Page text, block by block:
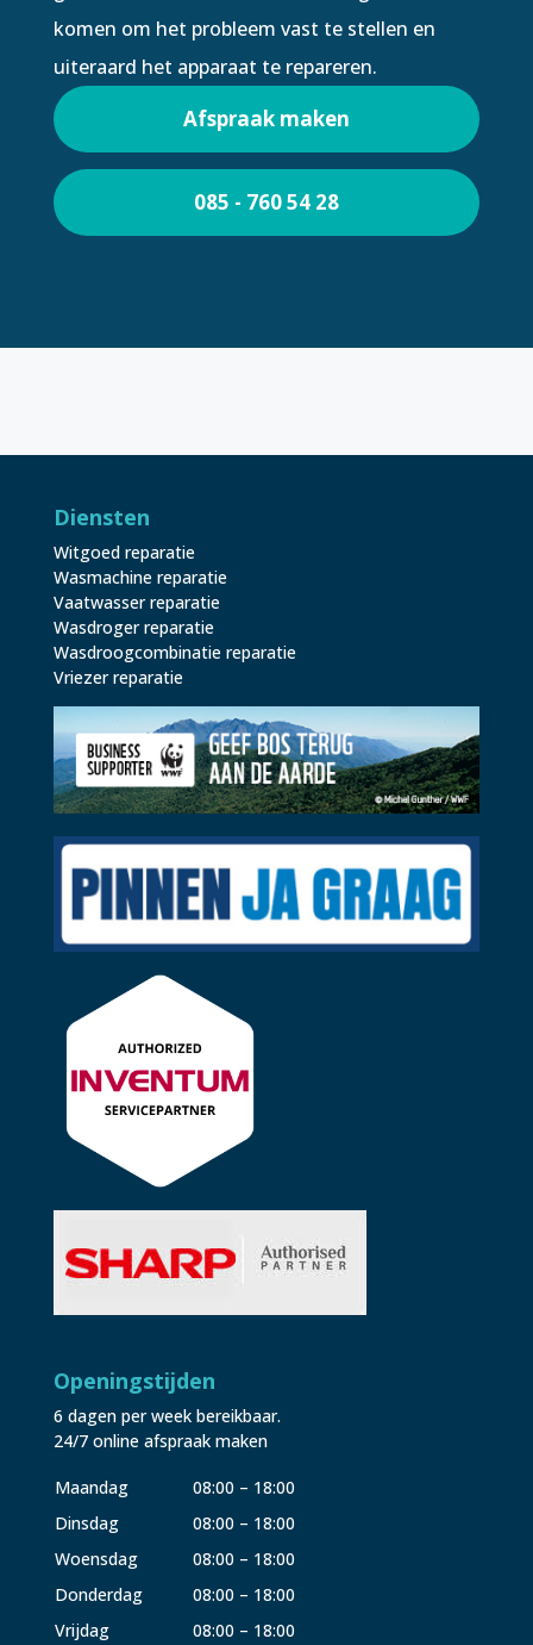
komen om het probleem vast te stellen en
uiteraard het apparaat te repareren.
Afspraak maken
085 - 760 54 28
Diensten
Witgoed reparatie
Wasmachine reparatie
Vaatwasser reparatie
Wasdroger reparatie
Wasdroogcombinatie reparatie
Vriezer reparatie
Openingstijden
6 dagen per week bereikbaar.
24/7 online afspraak maken
Maandag
08:00 – 18:00
Dinsdag
08:00 – 18:00
Woensdag
08:00 – 18:00
Donderdag
08:00 – 18:00
Vrijdag
08:00 – 18:00